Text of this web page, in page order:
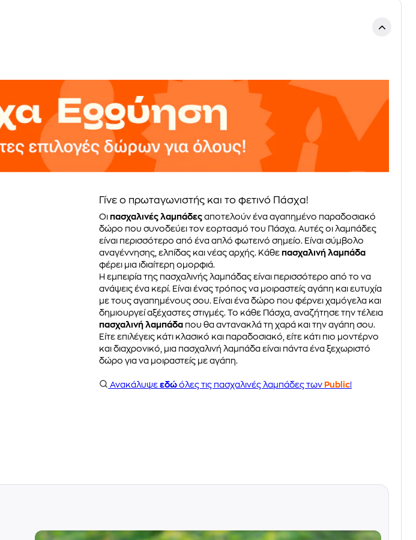
Γίνε ο πρωταγωνιστής και το φετινό Πάσχα!
Οι πασχαλινές λαμπάδες αποτελούν ένα αγαπημένο παραδοσιακό
δώρο που συνοδεύει τον εορτασμό του Πάσχα. Αυτές οι λαμπάδες
είναι περισσότερο από ένα απλό φωτεινό σημείο. Είναι σύμβολο
αναγέννησης, ελπίδας και νέας αρχής. Κάθε πασχαλινή λαμπάδα
φέρει μια ιδιαίτερη ομορφιά.
Η εμπειρία της πασχαλινής λαμπάδας είναι περισσότερο από το να
ανάψεις ένα κερί. Είναι ένας τρόπος να μοιραστείς αγάπη και ευτυχία
με τους αγαπημένους σου. Είναι ένα δώρο που φέρνει χαμόγελα και
δημιουργεί αξέχαστες στιγμές. Το κάθε Πάσχα, αναζήτησε την τέλεια
πασχαλινή λαμπάδα που θα αντανακλά τη χαρά και την αγάπη σου.
Είτε επιλέγεις κάτι κλασικό και παραδοσιακό, είτε κάτι πιο μοντέρνο
και διαχρονικό, μια πασχαλινή λαμπάδα είναι πάντα ένα ξεχωριστό
δώρο για να μοιραστείς με αγάπη.
Ανακάλυψε εδώ όλες τις πασχαλινές λαμπάδες των Public!